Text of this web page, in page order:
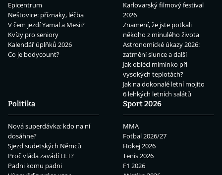
Epicentrum
Neštovice: příznaky, léčba
V čem jezdí Yamal a Mesii?
Kvízy pro seniory
Kalendář úplňků 2026
Co je bodycount?
Karlovarský filmový festival
2026
Znamení, že jste potkali
někoho z minulého života
Astronomické úkazy 2026:
zatmění slunce a další
Jak obléci miminko při
vysokých teplotách?
Jak na dokonalé letní mojito
6 lehkých letních salátů
Politika
Nová superdávka: kdo na ní
dosáhne?
Sjezd sudetských Němců
Proč vláda zavádí EET?
Padni komu padni
Sport 2026
MMA
Fotbal 2026/27
Hokej 2026
Tenis 2026
F1 2026